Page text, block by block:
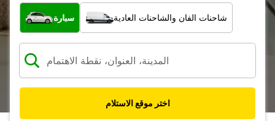
ما نوع المركبة؟
سيارة شاحنات الفان والشاحنات العادية
اختر موقع الاستلام